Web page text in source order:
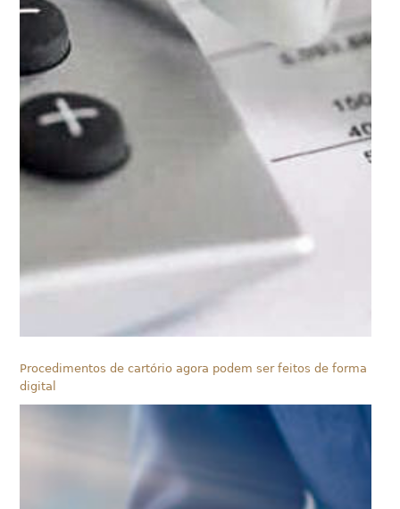
Procedimentos de cartório agora podem ser feitos de forma
digital